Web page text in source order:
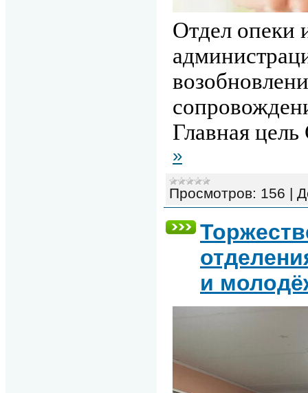
Отдел опеки
Главная
»
Просмотров: 156 |
и